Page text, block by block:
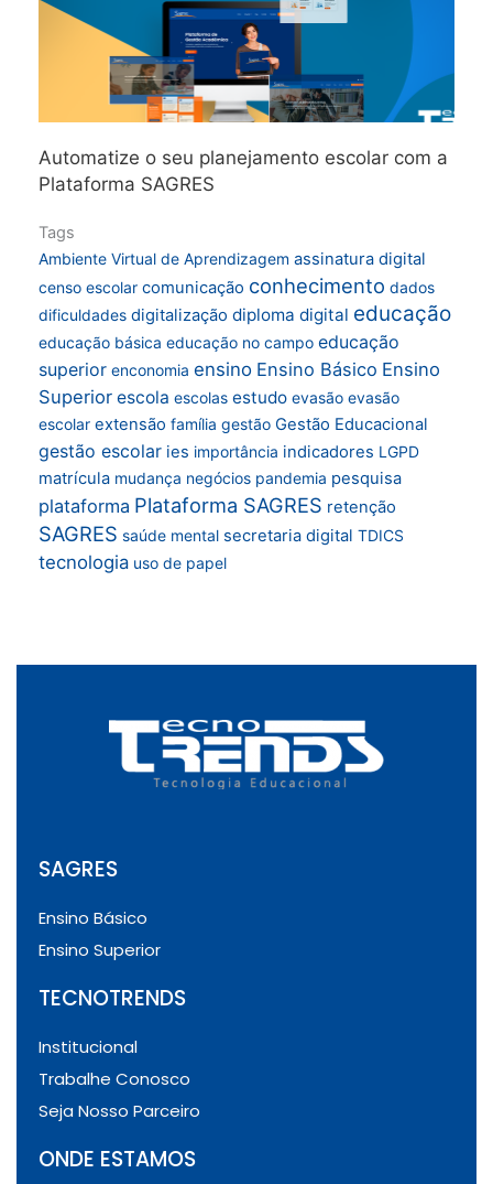
Automatize o seu planejamento escolar com a
Plataforma SAGRES
Tags
Ambiente Virtual de Aprendizagem assinatura digital
censo escolar comunicação conhecimento dados
dificuldades digitalização diploma digital educação
educação básica educação no campo educação
superior enconomia ensino Ensino Básico Ensino
Superior escola escolas estudo evasão evasão
escolar extensão família gestão Gestão Educacional
gestão escolar ies importância indicadores LGPD
matrícula mudança negócios pandemia pesquisa
plataforma Plataforma SAGRES retenção
SAGRES saúde mental secretaria digital TDICS
tecnologia uso de papel
SAGRES
Ensino Básico
Ensino Superior
TECNOTRENDS
Institucional
Trabalhe Conosco
Seja Nosso Parceiro
ONDE ESTAMOS